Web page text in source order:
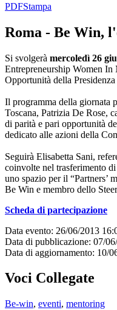
PDFStampa
Roma - Be Win,
Si svolgerà mercoledì 26
Entrepreneurship Women
Opportunità della
Il programma della giornata
Toscana, Patrizia De Rose,
di parità e pari opportunità
dedicato alle azioni della
Seguirà Elisabetta Sani,
coinvolte nel trasferimento
uno spazio per il “Partners’
Be Win e membro dello
Scheda di partecipazione
Data evento: 26/06/2013
Data di pubblicazione: 07/
Data di aggiornamento: 10/
Voci Collegate
Be-win, eventi, mentoring